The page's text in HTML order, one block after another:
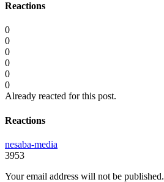
Reactions
0
0
0
0
0
0
Already reacted for this post.
Reactions
nesaba-media
3953
Your email address will not be published.